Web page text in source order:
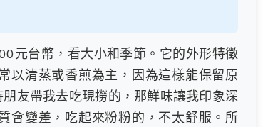
元台幣，看大小和季節。它的外形特徵
以清蒸或香煎為主，因為這樣能保留原
友帶我去吃現撈的，那鮮味讓我印象深
會變差，吃起來粉粉的，不太舒服。所